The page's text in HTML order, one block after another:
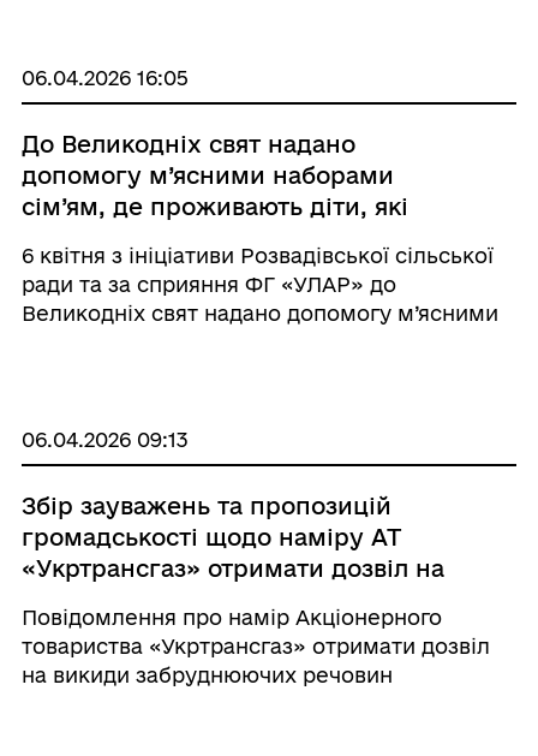
06.04.2026 16:05
До Великодніх свят надано
допомогу м’ясними наборами
сім’ям, де проживають діти, які
обставинах
6 квітня з ініціативи Розвадівської сільської
ради та за сприяння ФГ «УЛАР» до
Великодніх свят надано допомогу м’ясними
06.04.2026 09:13
Збір зауважень та пропозицій
громадськості щодо наміру АТ
«Укртрансгаз» отримати дозвіл на
Повідомлення про намір Акціонерного
товариства «Укртрансгаз» отримати дозвіл
на викиди забруднюючих речовин